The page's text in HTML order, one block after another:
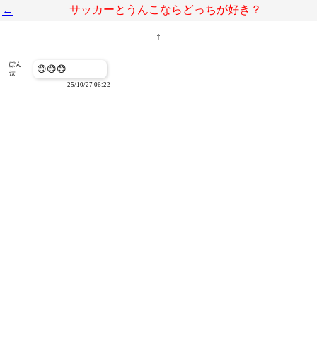
← サッカーとうんこならどっちが好き？
↑
ぽん
汰
😊😊😊
25/10/27 06:22